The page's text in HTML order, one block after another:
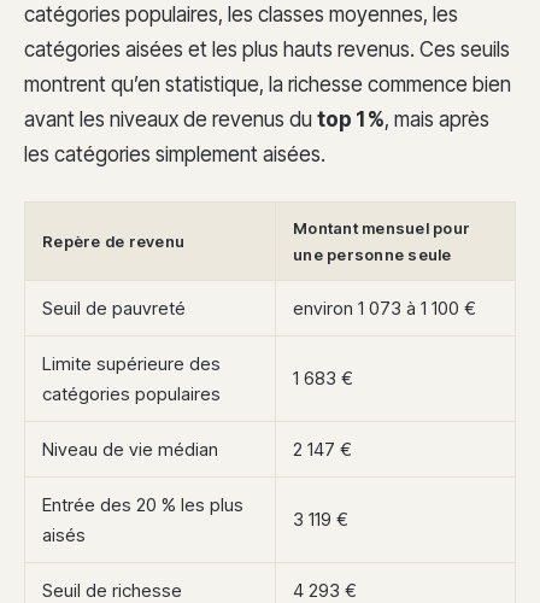
catégories populaires, les classes moyennes, les
catégories aisées et les plus hauts revenus. Ces seuils
montrent qu’en statistique, la richesse commence bien
avant les niveaux de revenus du top 1 %, mais après
les catégories simplement aisées.
Repère de revenu
Montant mensuel pour
une personne seule
Seuil de pauvreté environ 1 073 à 1 100 €
Limite supérieure des
catégories populaires
1 683 €
Niveau de vie médian 2 147 €
Entrée des 20 % les plus
aisés
3 119 €
Seuil de richesse 4 293 €